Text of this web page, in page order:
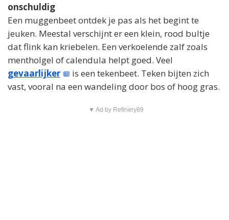
onschuldig
Een muggenbeet ontdek je pas als het begint te
jeuken. Meestal verschijnt er een klein, rood bultje
dat flink kan kriebelen. Een verkoelende zalf zoals
mentholgel of calendula helpt goed. Veel
gevaarlijker
is een tekenbeet. Teken bijten zich
vast, vooral na een wandeling door bos of hoog gras.
▼ Ad by Refinery89